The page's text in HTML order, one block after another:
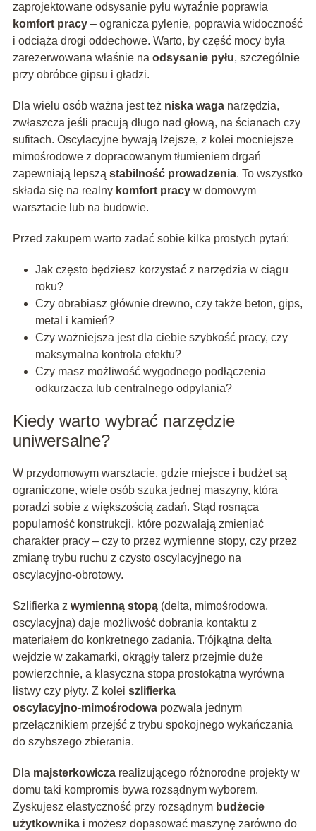
zaprojektowane odsysanie pyłu wyraźnie poprawia
komfort pracy– ogranicza pylenie, poprawia widoczność
i odciąża drogi oddechowe. Warto, by część mocy była
zarezerwowana właśnie na odsysanie pyłu, szczególnie
przy obróbce gipsu i gładzi.
Dla wielu osób ważna jest też niska waganarzędzia,
zwłaszcza jeśli pracują długo nad głową, na ścianach czy
sufitach. Oscylacyjne bywają lżejsze, z kolei mocniejsze
mimośrodowe z dopracowanym tłumieniem drgań
zapewniają lepszą stabilność prowadzenia. To wszystko
składa się na realny komfort pracyw domowym
warsztacie lub na budowie.
Przed zakupem warto zadać sobie kilka prostych pytań:
Jak często będziesz korzystać z narzędzia w ciągu
roku?
Czy obrabiasz głównie drewno, czy także beton, gips,
metal i kamień?
Czy ważniejsza jest dla ciebie szybkość pracy, czy
maksymalna kontrola efektu?
Czy masz możliwość wygodnego podłączenia
odkurzacza lub centralnego odpylania?
Kiedy warto wybrać narzędzie
uniwersalne?
W przydomowym warsztacie, gdzie miejsce i budżet są
ograniczone, wiele osób szuka jednej maszyny, która
poradzi sobie z większością zadań. Stąd rosnąca
popularność konstrukcji, które pozwalają zmieniać
charakter pracy – czy to przez wymienne stopy, czy przez
zmianę trybu ruchu z czysto oscylacyjnego na
oscylacyjno‑obrotowy.
Szlifierka z wymienną stopą(delta, mimośrodowa,
oscylacyjna) daje możliwość dobrania kontaktu z
materiałem do konkretnego zadania. Trójkątna delta
wejdzie w zakamarki, okrągły talerz przejmie duże
powierzchnie, a klasyczna stopa prostokątna wyrówna
listwy czy płyty. Z kolei szlifierka
oscylacyjno‑mimośrodowapozwala jednym
przełącznikiem przejść z trybu spokojnego wykańczania
do szybszego zbierania.
Dla majsterkowiczarealizującego różnorodne projekty w
domu taki kompromis bywa rozsądnym wyborem.
Zyskujesz elastyczność przy rozsądnym budżecie
użytkownikai możesz dopasować maszynę zarówno do